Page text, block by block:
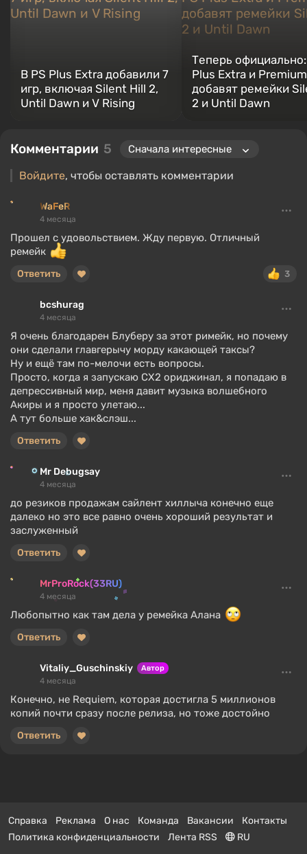
В PS Plus Extra добавили 7
игр, включая Silent Hill 2,
Until Dawn и V Rising
Теперь
Plus Extra и Premium
добавят ремейки
2 и Until Dawn
Комментарии 5
Войдите, чтобы оставлять комментарии
WaFeR
4 месяца
Прошел с удовольствием. Жду первую. Отличный
ремейк
3
Ответить
bcshurag
4 месяца
Я очень благодарен Блуберу за этот римейк, но почему
они сделали главгерычу морду какающей таксы?
Ну и ещё там по-мелочи есть вопросы.
Просто, когда я запускаю СХ2 ориджинал, я попадаю в
депрессивный мир, меня давит музыка волшебного
Акиры и я просто улетаю...
А тут больше хак&слэш...
Ответить
Mr Debugsay
4 месяца
до резиков продажам сайлент хиллыча конечно еще
далеко но это все равно очень хороший результат и
заслуженный
Ответить
MrProRock(33RU)
4 месяца
Любопытно как там дела у ремейка Алана
Ответить
Vitaliy_Guschinskiy Автор
4 месяца
Конечно, не Requiem, которая достигла 5 миллионов
копий почти сразу после релиза, но тоже достойно
Ответить
Справка Реклама О нас Команда Вакансии
Контакты
Политика конфиденциальности
Лента RSS RU